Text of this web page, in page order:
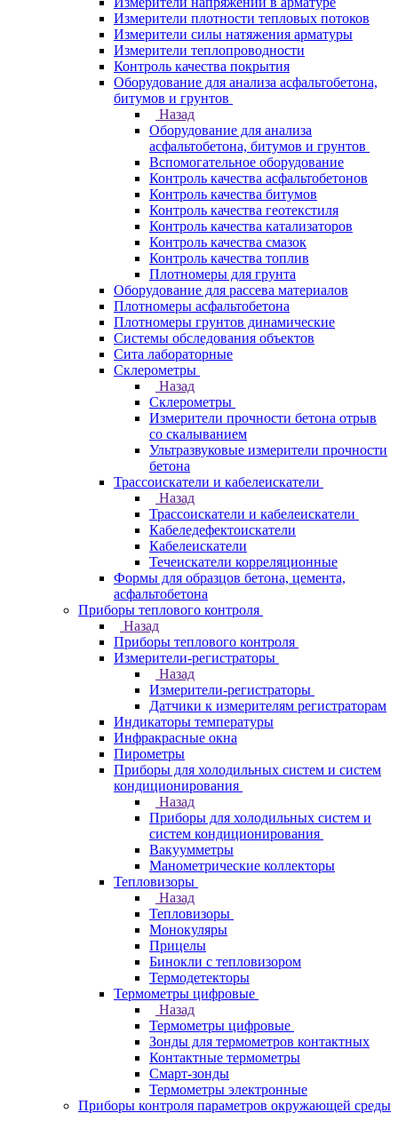
Измерители плотности тепловых потоков
Измерители силы натяжения арматуры
Измерители теплопроводности
Контроль качества покрытия
Оборудование для анализа асфальтобетона,
битумов и грунтов
Назад
Оборудование для анализа
асфальтобетона, битумов и грунтов
Вспомогательное оборудование
Контроль качества асфальтобетонов
Контроль качества битумов
Контроль качества геотекстиля
Контроль качества катализаторов
Контроль качества смазок
Контроль качества топлив
Плотномеры для грунта
Оборудование для рассева материалов
Плотномеры асфальтобетона
Плотномеры грунтов динамические
Системы обследования объектов
Сита лабораторные
Склерометры
Назад
Склерометры
Измерители прочности бетона отрыв
со скалыванием
Ультразвуковые измерители прочности
бетона
Трассоискатели и кабелеискатели
Назад
Трассоискатели и кабелеискатели
Кабеледефектоискатели
Кабелеискатели
Течеискатели корреляционные
Формы для образцов бетона, цемента,
асфальтобетона
Приборы теплового контроля
Назад
Приборы теплового контроля
Измерители-регистраторы
Назад
Измерители-регистраторы
Датчики к измерителям регистраторам
Индикаторы температуры
Инфракрасные окна
Пирометры
Приборы для холодильных систем и систем
кондиционирования
Назад
Приборы для холодильных систем и
систем кондиционирования
Вакуумметры
Манометрические коллекторы
Тепловизоры
Назад
Тепловизоры
Монокуляры
Прицелы
Бинокли с тепловизором
Термодетекторы
Термометры цифровые
Назад
Термометры цифровые
Зонды для термометров контактных
Контактные термометры
Смарт-зонды
Термометры электронные
Приборы контроля параметров окружающей среды